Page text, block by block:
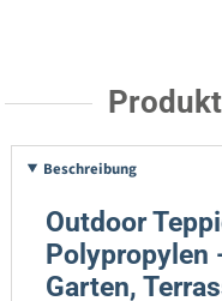
Beschreibung
Outdoor
Polypropylen
Garten,